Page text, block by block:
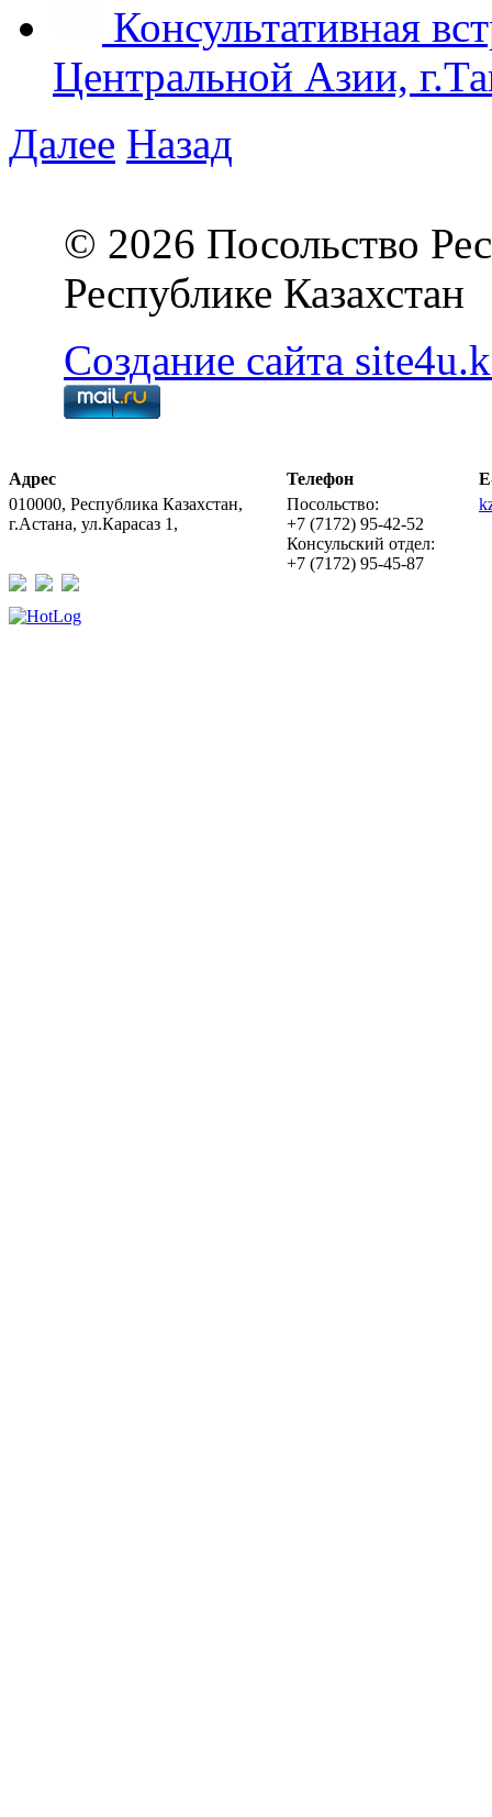
Консультативная
Центральной Азии,
Далее Назад
© 2026 Посольство
Республике Казахстан
Создание сайта
Адрес
010000, Республика Казахстан,
г.Астана, ул.Карасаз 1,
Телефон
Посольство:
+7 (7172) 95-42-52
Консульский отдел:
+7 (7172) 95-45-87